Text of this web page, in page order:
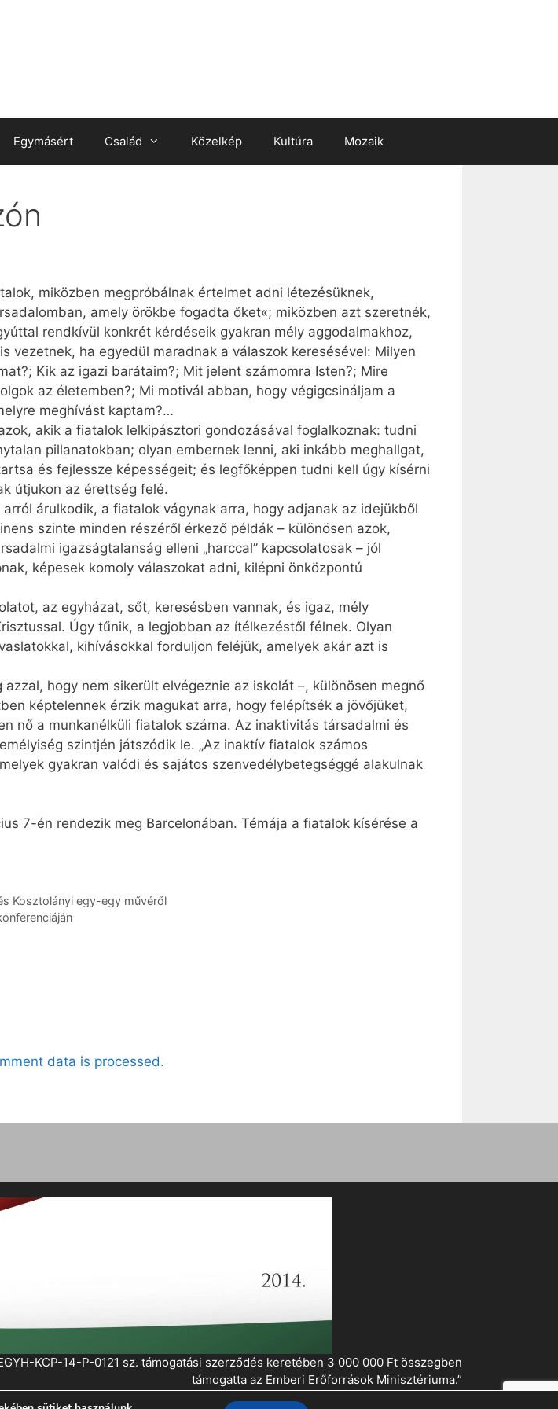
Egymásért Család Közelkép Kultúra Mozaik
miközben megpróbálnak értelmet adni létezésüknek,
amely örökbe fogadta őket«; miközben azt szeretnék,
rendkívül konkrét kérdéseik gyakran mély aggodalmakhoz,
vezetnek, ha egyedül maradnak a válaszok keresésével: Milyen
Kik az igazi barátaim?; Mit jelent számomra Isten?; Mire
az életemben?; Mi motivál abban, hogy végigcsináljam a
meghívást kaptam?…
akik a fiatalok lelkipásztori gondozásával foglalkoznak: tudni
pillanatokban; olyan embernek lenni, aki inkább meghallgat,
és fejlessze képességeit; és legfőképpen tudni kell úgy kísérni
útjukon az érettség felé.
árulkodik, a fiatalok vágynak arra, hogy adjanak az idejükből
szinte minden részéről érkező példák – különösen azok,
igazságtalanság elleni „harccal” kapcsolatosak – jól
képesek komoly válaszokat adni, kilépni önközpontú
az egyházat, sőt, keresésben vannak, és igaz, mély
Úgy tűnik, a legjobban az ítélkezéstől félnek. Olyan
kihívásokkal forduljon feléjük, amelyek akár azt is
hogy nem sikerült elvégeznie az iskolát –, különösen megnő
képtelennek érzik magukat arra, hogy felépítsék a jövőjüket,
nő a munkanélküli fiatalok száma. Az inaktivitás társadalmi és
szintjén játszódik le. „Az inaktív fiatalok számos
gyakran valódi és sajátos szenvedélybetegséggé alakulnak
7-én rendezik meg Barcelonában. Témája a fiatalok kísérése a
Kosztolányi egy-egy művéről
data is processed.
KCP-14-P-0121 sz. támogatási szerződés keretében 3 000 000 Ft összegben
támogatta az Emberi Erőforrások Minisztériuma.”